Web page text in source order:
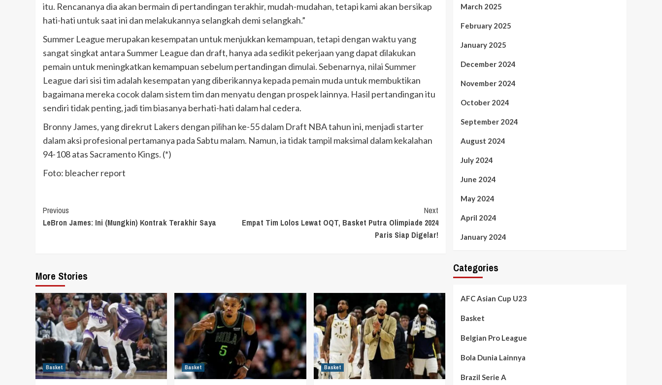
itu. Rencananya dia akan bermain di pertandingan terakhir, mudah-mudahan, tetapi kami akan bersikap
hati-hati untuk saat ini dan melakukannya selangkah demi selangkah.”
Summer League merupakan kesempatan untuk menjukkan kemampuan, tetapi dengan waktu yang
sangat singkat antara Summer League dan draft, hanya ada sedikit pekerjaan yang dapat dilakukan
pemain untuk meningkatkan kemampuan sebelum pertandingan dimulai. Sebenarnya, nilai Summer
League dari sisi tim adalah kesempatan yang diberikannya kepada pemain muda untuk membuktikan
bagaimana mereka cocok dalam sistem tim dan menyatu dengan prospek lainnya. Hasil pertandingan itu
sendiri tidak penting, jadi tim biasanya berhati-hati dalam hal cedera.
Bronny James, yang direkrut Lakers dengan pilihan ke-55 dalam Draft NBA tahun ini, menjadi starter
dalam aksi profesional pertamanya pada Sabtu malam. Namun, ia tidak tampil maksimal dalam kekalahan
94-108 atas Sacramento Kings. (*)
Foto: bleacher report
Continue
Reading
Previous
LeBron James: Ini (Mungkin) Kontrak Terakhir Saya
Next
Empat Tim Lolos Lewat OQT, Basket Putra Olimpiade 2024
Paris Siap Digelar!
More Stories
Basket Basket Basket
March 2025
February 2025
January 2025
December 2024
November 2024
October 2024
September 2024
August 2024
July 2024
June 2024
May 2024
April 2024
January 2024
Categories
AFC Asian Cup U23
Basket
Belgian Pro League
Bola Dunia Lainnya
Brazil Serie A